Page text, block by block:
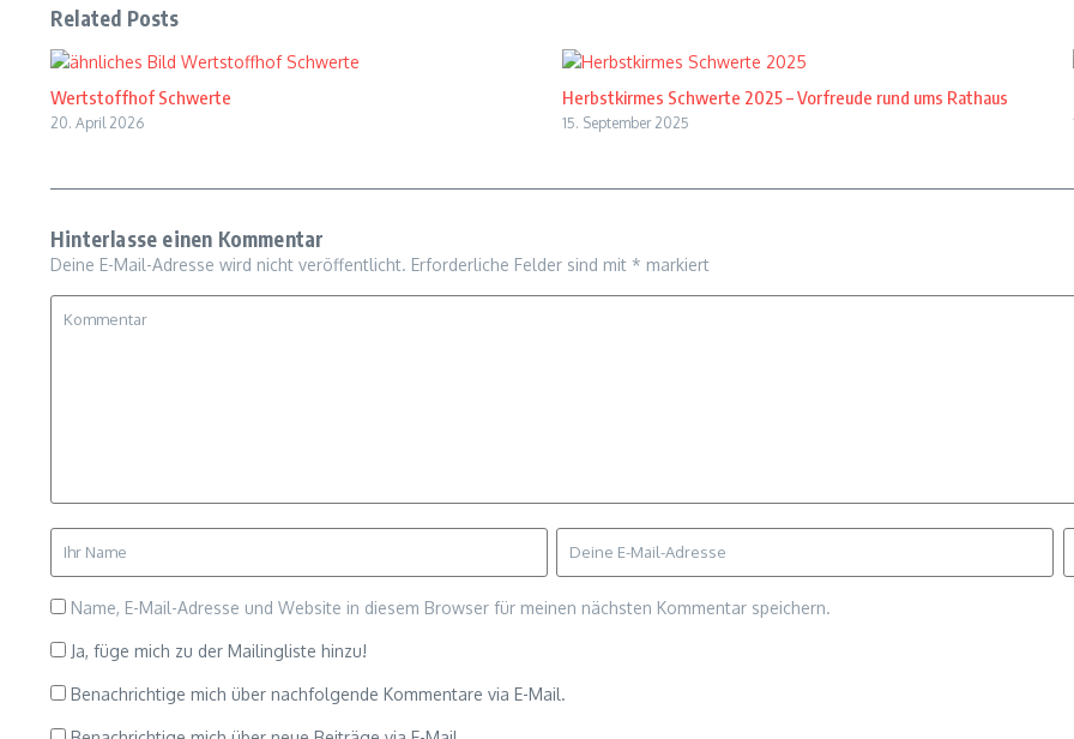
Related Posts
Wertstoffhof Schwerte
20. April 2026
Herbstkirmes Schwerte 2025 – Vorfreude rund ums Rathaus
15. September 2025
Hinterlasse einen Kommentar
Deine E-Mail-Adresse wird nicht veröffentlicht. Erforderliche Felder sind mit * markiert
Name, E-Mail-Adresse und Website in diesem Browser für meinen nächsten Kommentar speichern.
Ja, füge mich zu der Mailingliste hinzu!
Benachrichtige mich über nachfolgende Kommentare via E-Mail.